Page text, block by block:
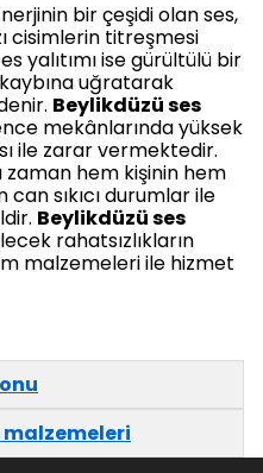
bir çeşidi olan ses,
cisimlerin titreşmesi
yalıtımı ise gürültülü bir
uğratarak
Beylikdüzü ses
mekânlarında yüksek
ile zarar vermektedir.
zaman hem kişinin hem
sıkıcı durumlar ile
Beylikdüzü ses
rahatsızlıkların
malzemeleri ile hizmet
malzemeleri